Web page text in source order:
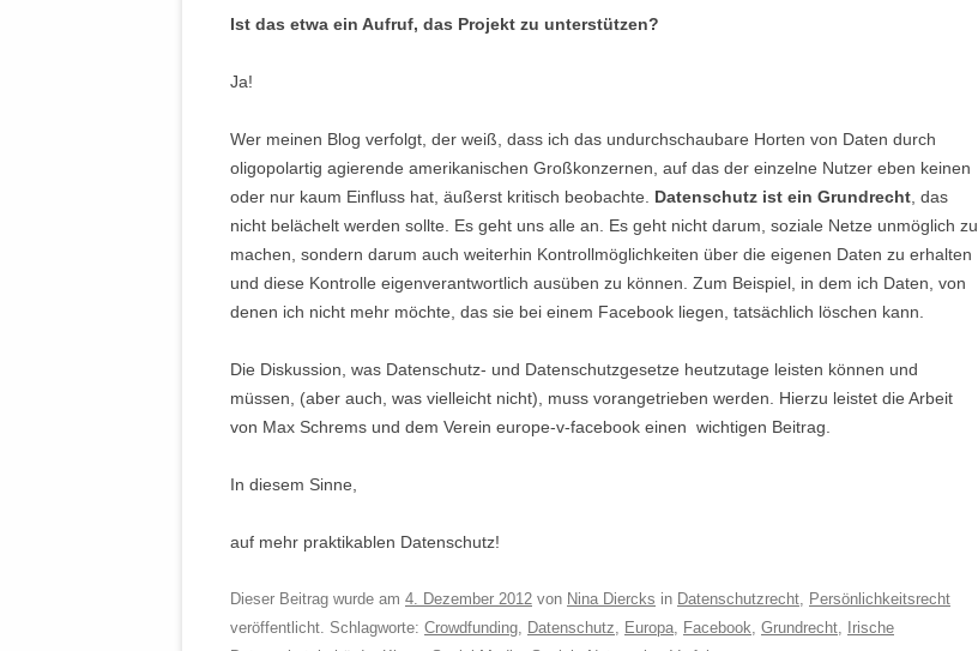
Ist das etwa ein Aufruf, das Projekt zu unterstützen?
Ja!
Wer meinen Blog verfolgt, der weiß, dass ich das undurchschaubare Horten von Daten durch
oligopolartig agierende amerikanischen Großkonzernen, auf das der einzelne Nutzer eben keinen
oder nur kaum Einfluss hat, äußerst kritisch beobachte. Datenschutz ist ein Grundrecht , das
nicht belächelt werden sollte. Es geht uns alle an. Es geht nicht darum, soziale Netze unmöglich zu
machen, sondern darum auch weiterhin Kontrollmöglichkeiten über die eigenen Daten zu erhalten
und diese Kontrolle eigenverantwortlich ausüben zu können. Zum Beispiel, in dem ich Daten, von
denen ich nicht mehr möchte, das sie bei einem Facebook liegen, tatsächlich löschen kann.
Die Diskussion, was Datenschutz- und Datenschutzgesetze heutzutage leisten können und
müssen, (aber auch, was vielleicht nicht), muss vorangetrieben werden. Hierzu leistet die Arbeit
von Max Schrems und dem Verein europe-v-facebook einen wichtigen Beitrag.
In diesem Sinne,
auf mehr praktikablen Datenschutz!
Dieser Beitrag wurde am 4. Dezember 2012 von Nina Diercks in Datenschutzrecht, Persönlichkeitsrecht
veröffentlicht. Schlagworte: Crowdfunding, Datenschutz, Europa, Facebook, Grundrecht,
Irische